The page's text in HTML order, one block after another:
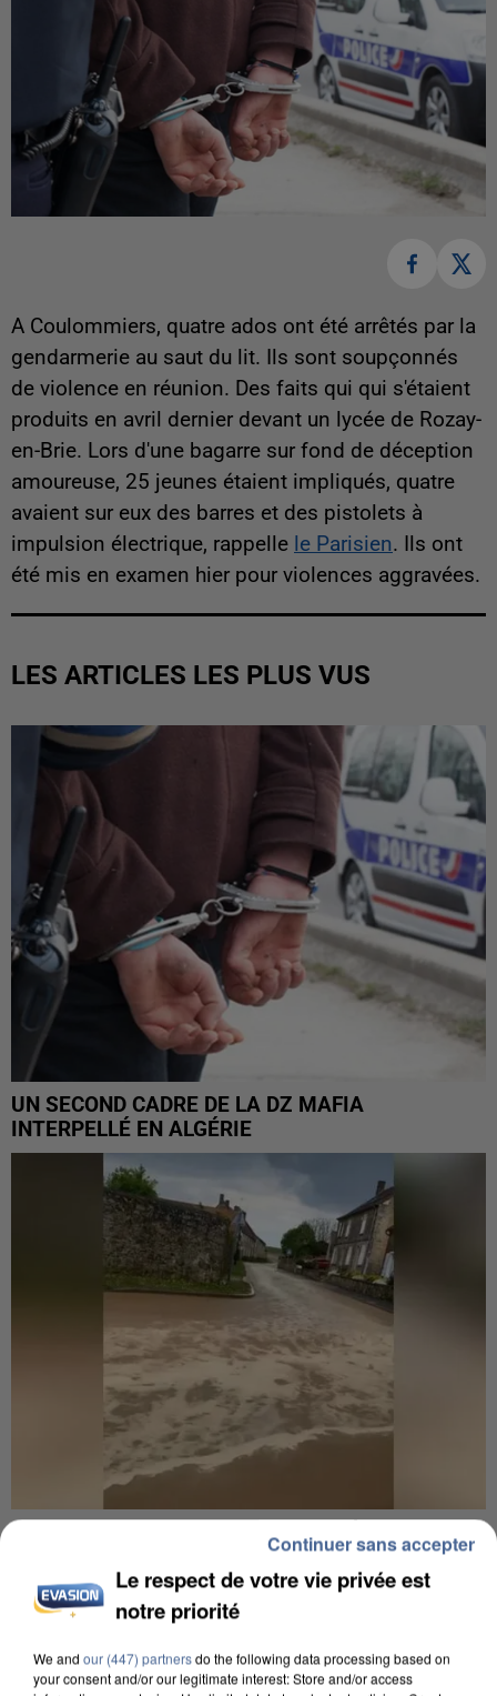
A Coulommiers, quatre ados ont été arrêtés par la
gendarmerie au saut du lit. Ils sont soupçonnés
de violence en réunion. Des faits qui qui s'étaient
produits en avril dernier devant un lycée de Rozay-
en-Brie. Lors d'une bagarre sur fond de déception
amoureuse, 25 jeunes étaient impliqués, quatre
avaient sur eux des barres et des pistolets à
impulsion électrique, rappelle le Parisien. Ils ont
été mis en examen hier pour violences aggravées.
LES ARTICLES LES PLUS VUS
UN SECOND CADRE DE LA DZ MAFIA
INTERPELLÉ EN ALGÉRIE
UNE TOURISTE DE L’OISE EMPORTÉE PAR UNE
COULÉE DE BOUE EN HAUTE-SAVOIE
Le respect de votre vie privée est
notre priorité
We and our (447) partnersdo the following data processing based on
your consent and/or our legitimate interest: Store and/or access
Continuer sans accepter